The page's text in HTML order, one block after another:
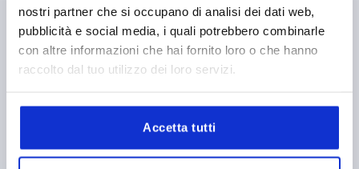
nostri partner che si occupano di analisi dei dati web,
pubblicità e social media, i quali potrebbero combinarle
con altre informazioni che hai fornito loro o che hanno
raccolto dal tuo utilizzo dei loro servizi.
Accetta tutti
Fabio Graziosi
Area Manager: Piemonte, Liguria e Valle D' Aosta
+39 02 945 526 51
Nicolò Contro
Area Manager: Veneto, Trentino Alto Adige, Friuli Venezia
+39 02 945 526 51